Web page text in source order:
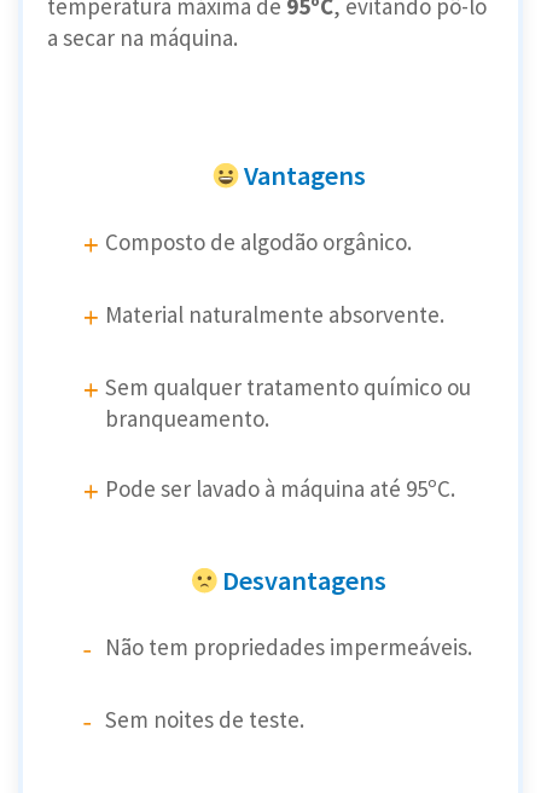
a secar na máquina.
Vantagens
Composto de algodão orgânico.
Material naturalmente absorvente.
Sem qualquer tratamento químico ou
branqueamento.
Pode ser lavado à máquina até 95ºC.
Desvantagens
Não tem propriedades impermeáveis.
Sem noites de teste.